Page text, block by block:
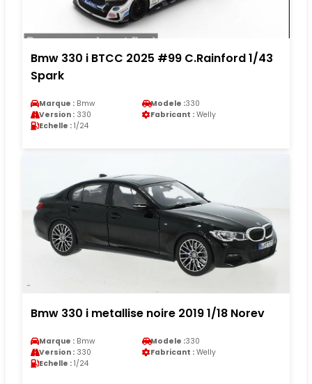
Bmw 330 i BTCC 2025 #99 C.Rainford 1/43
Spark
Marque : Bmw Modele :330
Version : 330 Fabricant : Welly
Echelle : 1/24
Bmw 330 i metallise noire 2019 1/18 Norev
Marque : Bmw Modele :330
Version : 330 Fabricant : Welly
Echelle : 1/24